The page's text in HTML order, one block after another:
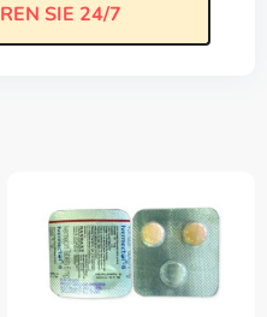
SIE 24/7